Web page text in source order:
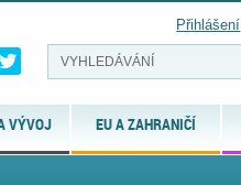
VÝVOJ EU A ZAHRANIČÍ
Přihlášení